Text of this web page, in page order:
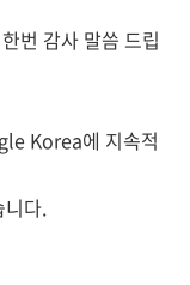
번 감사 말씀 드립
Korea에 지속적
니다.